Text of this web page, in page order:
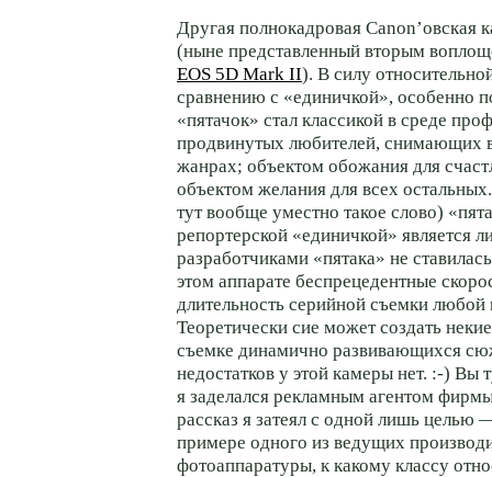
Другая полнокадровая Canon’овская
(ныне представленный вторым
EOS 5D Mark II). В силу
сравнению с «единичкой», особенно
«пятачок» стал классикой в среде
продвинутых любителей, снимающих
жанрах; объектом обожания для
объектом желания для всех
тут вообще уместно такое слово)
репортерской «единичкой» является
разработчиками «пятака» не
этом аппарате беспрецедентные
длительность серийной съемки
Теоретически сие может создать
съемке динамично развивающихся
недостатков у этой камеры нет. :-) Вы
я заделался рекламным агентом
рассказ я затеял с одной лишь целью
примере одного из ведущих
фотоаппаратуры, к какому классу